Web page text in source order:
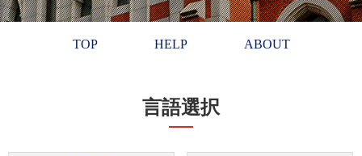
TOP HELP ABOUT
言語選択